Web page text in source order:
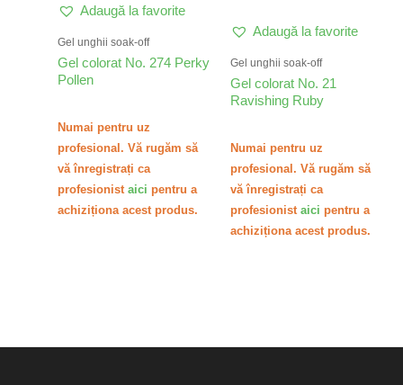
Adaugă la favorite
Gel unghii soak-off
Gel colorat No. 274 Perky
Pollen
Numai pentru uz
profesional. Vă rugăm să
vă înregistrați ca
profesionist aici pentru a
achiziționa acest produs.
Adaugă la favorite
Gel unghii soak-off
Gel colorat No. 21
Ravishing Ruby
Numai pentru uz
profesional. Vă rugăm să
vă înregistrați ca
profesionist aici pentru a
achiziționa acest produs.